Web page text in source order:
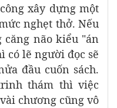
xây dựng một
nghẹt thở. Nếu
não kiểu "án
có lẽ người đọc sẽ
đầu cuốn sách.
thám thì việc
chương cũng vô